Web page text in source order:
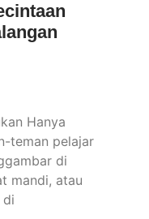
Hanya
teman pelajar
di
mandi, atau
di